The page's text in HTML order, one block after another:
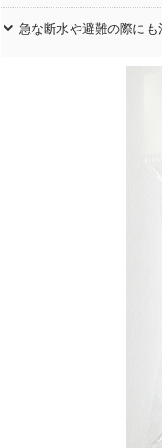
急な断水や避難の際にも